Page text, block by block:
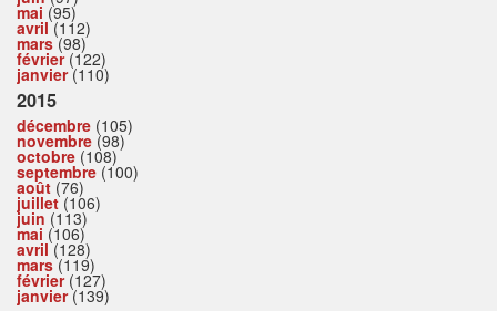
mai (95)
avril(112)
mars(98)
février(122)
janvier(110)
2015
décembre (105)
novembre (98)
octobre (108)
septembre (100)
août (76)
juillet(106)
juin (113)
mai (106)
avril(128)
mars(119)
février(127)
janvier(139)